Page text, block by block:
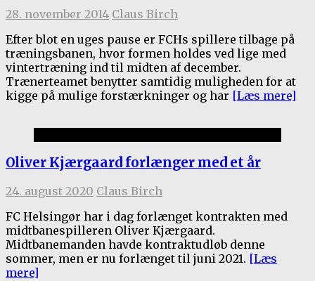
28. november 2014 Claus Birch
Efter blot en uges pause er FCHs spillere tilbage på
træningsbanen, hvor formen holdes ved lige med
vintertræning ind til midten af december.
Trænerteamet benytter samtidig muligheden for at
kigge på mulige forstærkninger og har [Læs mere]
Oliver Kjærgaard forlænger med et år
24. august 2020 Claus Birch
FC Helsingør har i dag forlænget kontrakten med
midtbanespilleren Oliver Kjærgaard.
Midtbanemanden havde kontraktudløb denne
sommer, men er nu forlænget til juni 2021. [Læs
mere]